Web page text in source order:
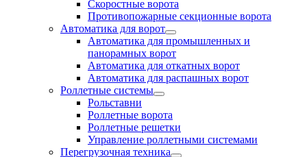
Скоростные ворота
Противопожарные секционные ворота
Автоматика для ворот
Автоматика для промышленных и
панорамных ворот
Автоматика для откатных ворот
Автоматика для распашных ворот
Роллетные системы
Рольставни
Роллетные ворота
Роллетные решетки
Управление роллетными системами
Перегрузочная техника